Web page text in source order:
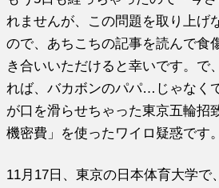
れませんが、この問題を取り上げ
ので、あちこちの記事を読んで食
き合いいただけると幸いです。で
れば、バカボンのパパ…じゃなく
が口を滑らせちゃった東京五輪招
機密費」を使ったワイロ疑惑です。
11月17日、東京の日本体育大学で